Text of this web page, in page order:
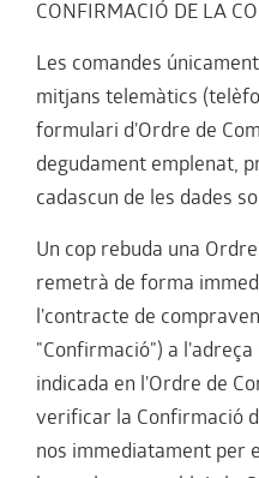
CONFIRMACIÓ DE LA
Les comandes
mitjans telemàtics
formulari d'Ordre de
degudament emplenat,
cadascun de les dades
Un cop rebuda una
remetrà de forma
l'contracte de
"Confirmació") a
indicada en l'Ordre de
verificar la Confirmació
nos immediatament per